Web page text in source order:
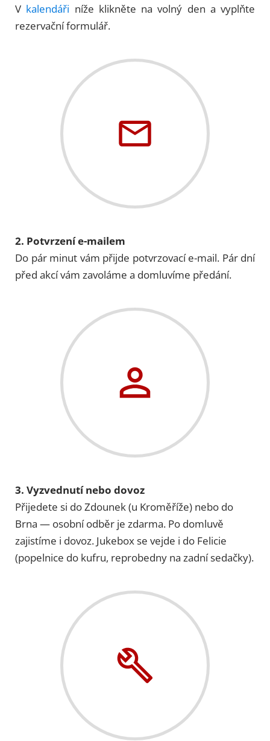
V kalendáři níže klikněte na volný den a vyplňte
rezervační formulář.
2. Potvrzení e-mailem
Do pár minut vám přijde potvrzovací e-mail. Pár dní
před akcí vám zavoláme a domluvíme předání.
3. Vyzvednutí nebo dovoz
Přijedete si do Zdounek (u Kroměříže) nebo do
Brna — osobní odběr je zdarma. Po domluvě
zajistíme i dovoz. Jukebox se vejde i do Felicie
(popelnice do kufru, reprobedny na zadní sedačky).